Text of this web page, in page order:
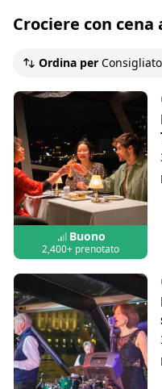
Crociere con cena
Ordina per Consigliato
Buono
2,400+ prenotato